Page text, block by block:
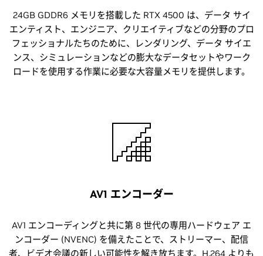
24GB GDDR6 メモリを搭載した RTX 4500 は、データ サイ
エンティスト、エンジニア、クリエイティブなどの分野のプロ
フェッショナルたちのために、レンダリング、データ サイエ
ンス、シミュレーションなどの膨大なデータセットやワーク
ロードを使用する作業に必要な大容量メモリを提供します。
AV1 エンコーダー
AV1 エンコーディングと共に第 8 世代の専用ハードウェア エ
ンコーダー (NVENC) を備えたことで、ストリーマー、配信
者、ビデオ会議の新しい可能性を解き放ちます。H.264 よりも